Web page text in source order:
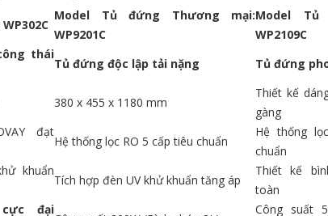
Model Tủ đứng Thương mại:
WP9201C
Model Tủ
WP2109C
thái
Tủ đứng độc lập tải nặng
Tủ đứng
380 x 455 x 1180 mm
Thiết kế
gàng
đạt
Hệ thống lọc RO 5 cấp tiêu chuẩn
Hệ thống
chuẩn
khuẩn
Tích hợp đèn UV khử khuẩn tăng áp
Thiết kế
toàn
đại
Công suất